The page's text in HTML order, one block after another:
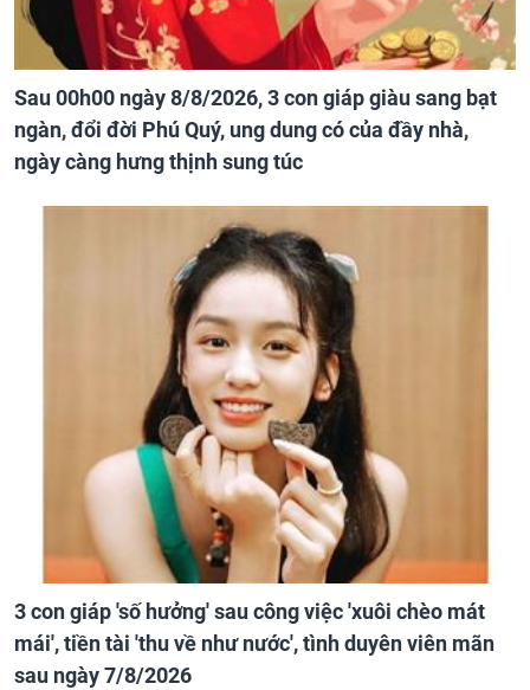
Sau 00h00 ngày 8/8/2026, 3 con giáp giàu sang bạt
ngàn, đổi đời Phú Quý, ung dung có của đầy nhà,
ngày càng hưng thịnh sung túc
3 con giáp 'số hưởng' sau công việc 'xuôi chèo mát
mái', tiền tài 'thu về như nước', tình duyên viên mãn
sau ngày 7/8/2026